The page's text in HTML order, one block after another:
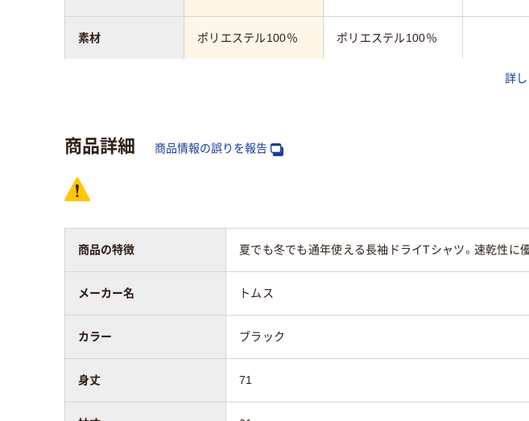
ポリエステル100％ ポリエステル100％
素材
詳
商品詳細 商品情報の誤りを報告
商品の特徴 夏でも冬でも通年使える長袖ドライTシャツ。速乾性に
メーカー名 トムス
カラー ブラック
身丈 71